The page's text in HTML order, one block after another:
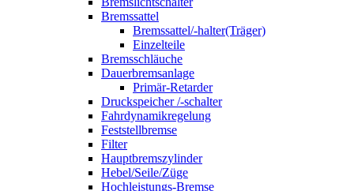
Bremssattel
Bremssattel/-halter(Träger)
Einzelteile
Bremsschläuche
Dauerbremsanlage
Primär-Retarder
Druckspeicher /-schalter
Fahrdynamikregelung
Feststellbremse
Filter
Hauptbremszylinder
Hebel/Seile/Züge
Hochleistungs-Bremse